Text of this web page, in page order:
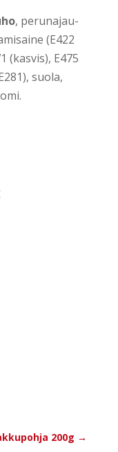
, peru­na­jau­
(E422
(kas­vis), E475
suo­la,
200g →